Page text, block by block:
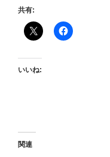
共有:
いいね:
関連